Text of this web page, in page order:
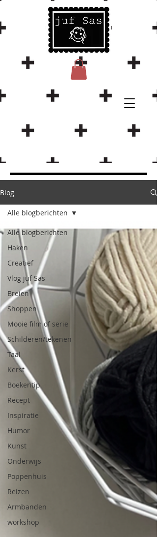
Blog
Alle blogberichten
Haken
Creatief
Vlog juf Sas
Breien
Shoppen
Mooie film of serie
Schilderen/tekenen
Taal
Kerst
Boekentip
Recept
Inspiratie
Humor
Kunst
Onderwijs
Poppenhuis
Reizen
Armbanden
workshop
Alle blogberichten